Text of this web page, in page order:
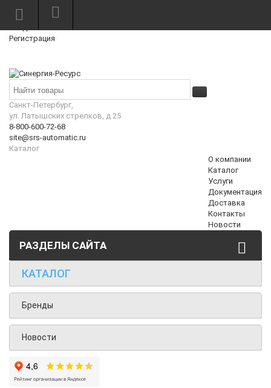
Режим работы: Пн—Пт: 10:00—18:00
Регистрация
Санкт-Петербург,
ул. Латышских стрелков, д 25
8-800-600-72-68
site@srs-automatic.ru
Каталог
О компании
Каталог
Услуги
Документация
Доставка
Контакты
Новости
РАЗДЕЛЫ САЙТА
КАТАЛОГ
Бренды
Новости